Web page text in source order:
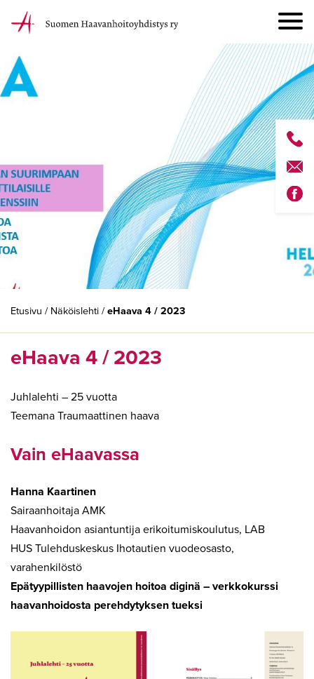
Etusivu / Näköislehti/eHaava 4 / 2023
eHaava 4 / 2023
Juhlalehti – 25 vuotta
Teemana Traumaattinen haava
Vain eHaavassa
Hanna Kaartinen
Sairaanhoitaja AMK
Haavanhoidon asiantuntija erikoitumiskoulutus, LAB
HUS Tulehduskeskus Ihotautien vuodeosasto,
varahenkilöstö
Epätyypillisten haavojen hoitoa diginä – verkkokurssi
haavanhoidosta perehdytyksen tueksi